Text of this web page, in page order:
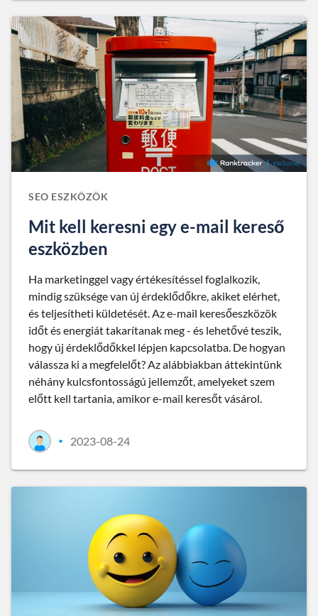
SEO ESZKÖZÖK
Mit kell keresni egy e-mail kereső
eszközben
Ha marketinggel vagy értékesítéssel foglalkozik,
mindig szüksége van új érdeklődőkre, akiket elérhet,
és teljesítheti küldetését. Az e-mail keresőeszközök
időt és energiát takarítanak meg - és lehetővé teszik,
hogy új érdeklődőkkel lépjen kapcsolatba. De hogyan
válassza ki a megfelelőt? Az alábbiakban áttekintünk
néhány kulcsfontosságú jellemzőt, amelyeket szem
előtt kell tartania, amikor e-mail keresőt vásárol.
• 2023-08-24